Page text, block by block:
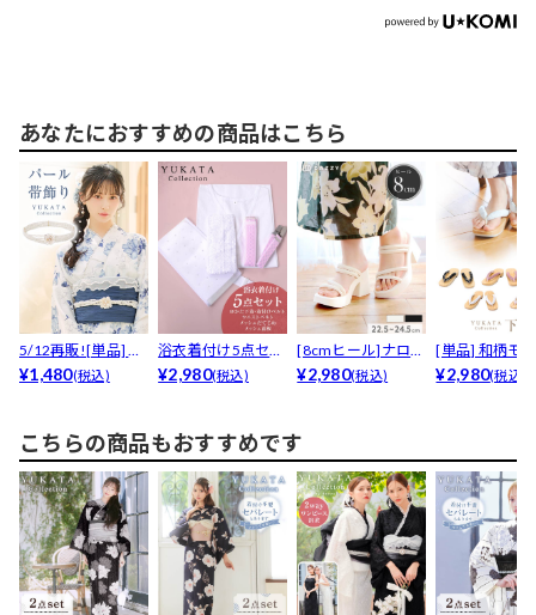
あなたにおすすめの商品はこちら
5/12再販![単品] フ
ラワーパール...
¥1,480(税込)
浴衣着付け5点セッ
ト【YUKATA b...
¥2,980(税込)
[8cmヒール]ナロー
ストラップ厚底サ...
¥2,980(税込)
[単品] 和柄モ
フ下駄【
¥2,980(税込)
こちらの商品もおすすめです